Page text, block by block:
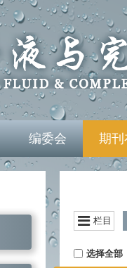
编委会 期刊
栏目
选择全部